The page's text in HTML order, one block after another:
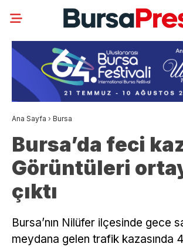
Ana Sayfa › Bursa
Bursa’da feci
Görüntüleri
çıktı
Bursa’nın Nilüfer ilçesinde gece
meydana gelen trafik kazasında